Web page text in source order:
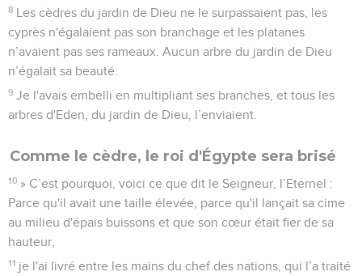
8 Les cèdres du jardin de Dieu ne le surpassaient pas, les
cyprès n'égalaient pas son branchage et les platanes
n’avaient pas ses rameaux. Aucun arbre du jardin de Dieu
n’égalait sa beauté.
9 Je l'avais embelli en multipliant ses branches, et tous les
arbres d'Eden, du jardin de Dieu, l’enviaient.
Comme le cèdre, le roi d'Égypte sera brisé
10 » C’est pourquoi, voici ce que dit le Seigneur, l’Eternel :
Parce qu'il avait une taille élevée, parce qu'il lançait sa cime
au milieu d'épais buissons et que son cœur était fier de sa
hauteur,
11 je l'ai livré entre les mains du chef des nations, qui l’a traité